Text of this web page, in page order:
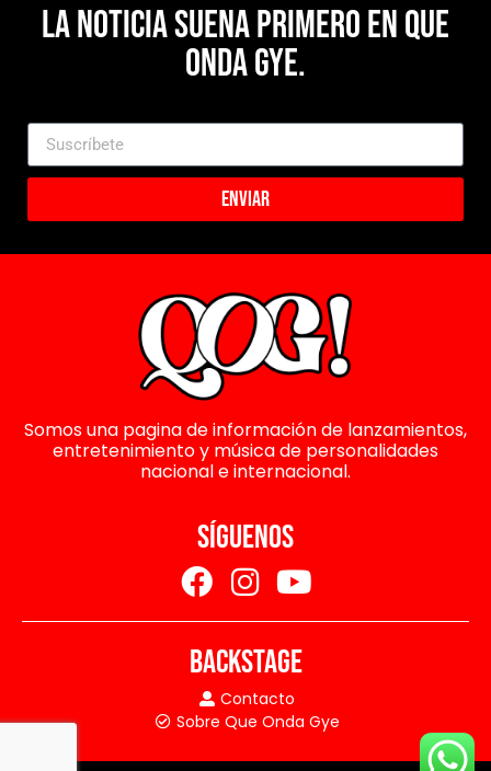
La noticia suena primero en Que
Onda Gye.
Enviar
Somos una pagina de información de lanzamientos,
entretenimiento y música de personalidades
nacional e internacional.
SÍGUENOS
BACKSTAGE
Contacto
Sobre Que Onda Gye